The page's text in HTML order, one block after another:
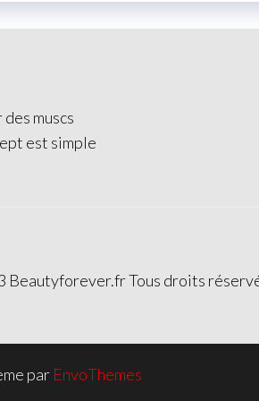
muscs
est simple
Beautyforever.fr Tous droits
par EnvoThemes